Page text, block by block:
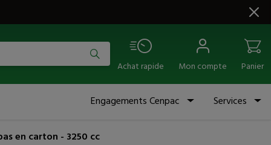
Achat rapide Mon compte Panier
Engagements Cenpac Services
en carton - 3250 cc